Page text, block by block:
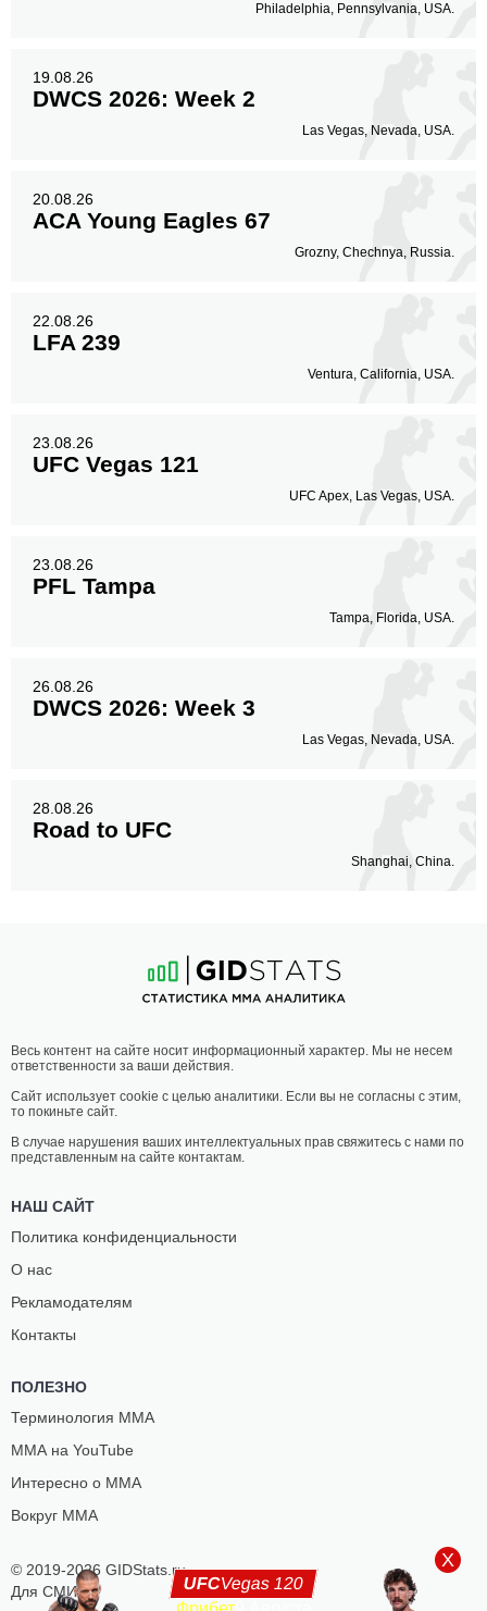
Philadelphia, Pennsylvania, USA.
19.08.26
DWCS 2026: Week 2
Las Vegas, Nevada, USA.
20.08.26
ACA Young Eagles 67
Grozny, Chechnya, Russia.
22.08.26
LFA 239
Ventura, California, USA.
23.08.26
UFC Vegas 121
UFC Apex, Las Vegas, USA.
23.08.26
PFL Tampa
Tampa, Florida, USA.
26.08.26
DWCS 2026: Week 3
Las Vegas, Nevada, USA.
28.08.26
Road to UFC
Shanghai, China.
© 2019-2026 GIDStats.ru
Для СМИ
Весь контент на сайте носит информационный характер. Мы не несем
ответственности за ваши действия.
Сайт использует cookie с целью аналитики. Если вы не согласны с этим,
то покиньте сайт.
В случае нарушения ваших интеллектуальных прав свяжитесь с нами по
представленным на сайте контактам.
НАШ САЙТ
Политика конфиденциальности
О нас
Рекламодателям
Контакты
ПОЛЕЗНО
Терминология ММА
ММА на YouTube
Интересно о ММА
Вокруг ММА
UFCVegas 120
X